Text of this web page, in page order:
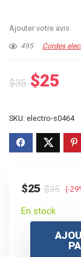
Ajouter votre avis
495 Cordes
$35 Le
initial
était :
$35.
$25
SKU: electro-s0464
$35Le
$25
Le
est :
(-
En stock